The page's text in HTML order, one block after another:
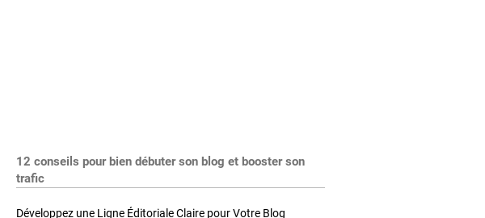
12 conseils pour bien débuter son blog et booster son
trafic
Développez une Ligne Éditoriale Claire pour Votre Blog